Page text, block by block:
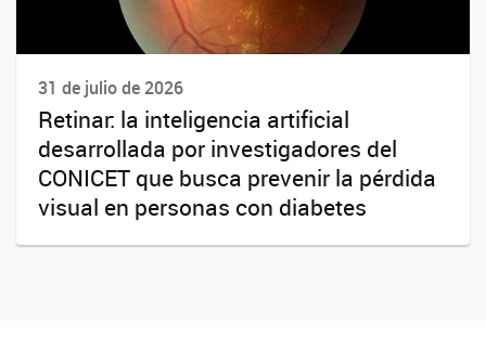
31 de julio de 2026
Retinar: la inteligencia artificial
desarrollada por investigadores del
CONICET que busca prevenir la pérdida
visual en personas con diabetes